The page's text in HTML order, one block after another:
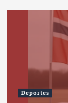
Deportes